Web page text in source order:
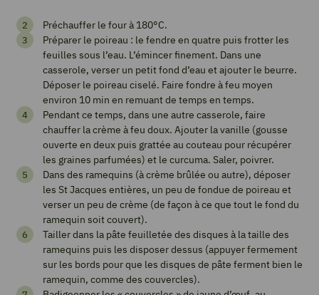
Préchauffer le four à 180°C.
Préparer le poireau : le fendre en quatre puis frotter les
feuilles sous l’eau. L’émincer finement. Dans une
casserole, verser un petit fond d’eau et ajouter le beurre.
Déposer le poireau ciselé. Faire fondre à feu moyen
environ 10 min en remuant de temps en temps.
Pendant ce temps, dans une autre casserole, faire
chauffer la crème à feu doux. Ajouter la vanille (gousse
ouverte en deux puis grattée au couteau pour récupérer
les graines parfumées) et le curcuma. Saler, poivrer.
Dans des ramequins (à crème brûlée ou autre), déposer
les St Jacques entières, un peu de fondue de poireau et
verser un peu de crème (de façon à ce que tout le fond du
ramequin soit couvert).
Tailler dans la pâte feuilletée des disques à la taille des
ramequins puis les disposer dessus (appuyer fermement
sur les bords pour que les disques de pâte ferment bien le
ramequin, comme des couvercles).
Feuilleté
de
Jacques
au
poireau
5from 1 vote
Imprimer
la
recette